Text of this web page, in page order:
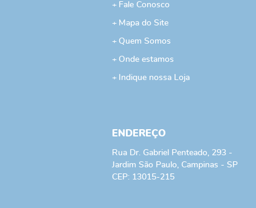
Fale Conosco
Mapa do Site
Quem Somos
Onde estamos
Indique nossa Loja
ENDEREÇO
Rua Dr. Gabriel Penteado, 293 -
Jardim São Paulo, Campinas - SP
CEP: 13015-215